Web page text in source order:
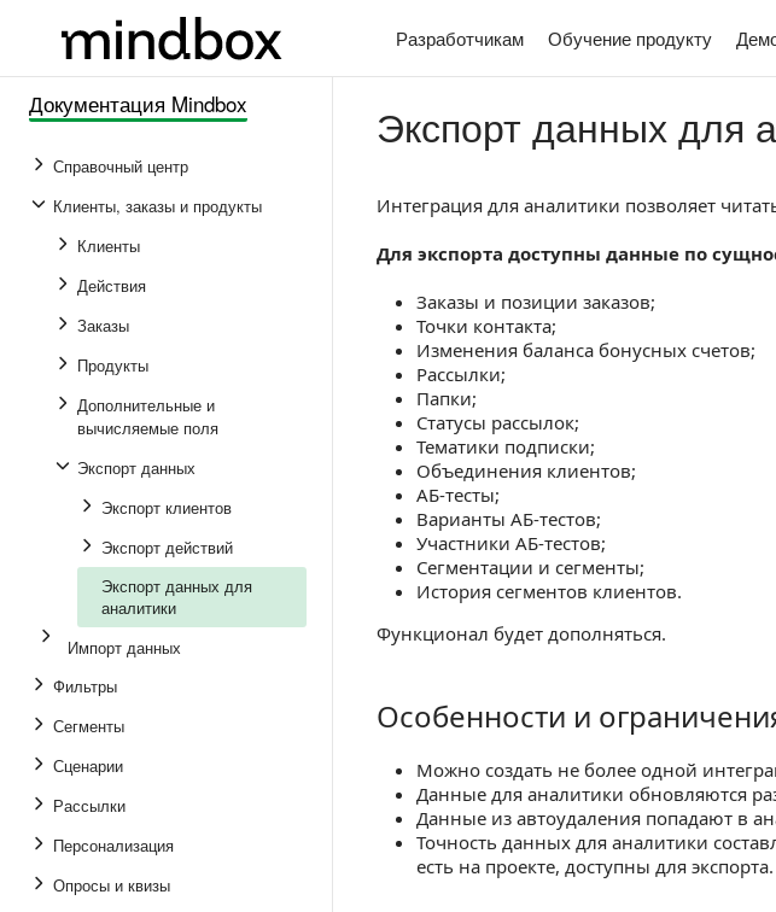
Разработчикам Обучение продукту
Документация Mindbox
Справочный центр
Клиенты, заказы и продукты
Клиенты
Действия
Заказы
Продукты
Дополнительные и
вычисляемые поля
Экспорт данных
Экспорт клиентов
Экспорт действий
Экспорт данных для
аналитики
Импорт данных
Фильтры
Сегменты
Сценарии
Рассылки
Персонализация
Опросы и квизы
Экспорт данных для
Интеграция для аналитики позволяет
Для экспорта доступны данные по
Заказы и позиции заказов;
Точки контакта;
Изменения баланса бонусных счетов;
Рассылки;
Папки;
Статусы рассылок;
Тематики подписки;
Объединения клиентов;
АБ-тесты;
Варианты АБ-тестов;
Участники АБ-тестов;
Сегментации и сегменты;
История сегментов клиентов.
Функционал будет дополняться.
Особенности и ограничения
Особенности и
Можно создать не более одной
Данные для аналитики обновляются
Данные из автоудаления попадают в
Точность данных для аналитики
есть на проекте, доступны для экспорта.